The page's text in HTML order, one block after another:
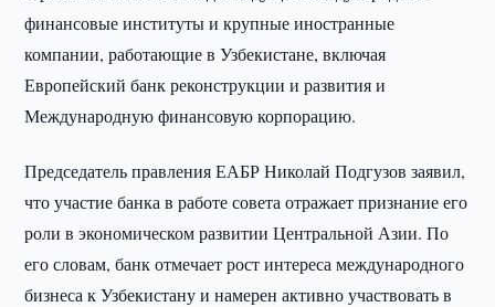
финансовые институты и крупные иностранные
компании, работающие в Узбекистане, включая
Европейский банк реконструкции и развития и
Международную финансовую корпорацию.
Председатель правления ЕАБР Николай Подгузов заявил,
что участие банка в работе совета отражает признание его
роли в экономическом развитии Центральной Азии. По
его словам, банк отмечает рост интереса международного
бизнеса к Узбекистану и намерен активно участвовать в